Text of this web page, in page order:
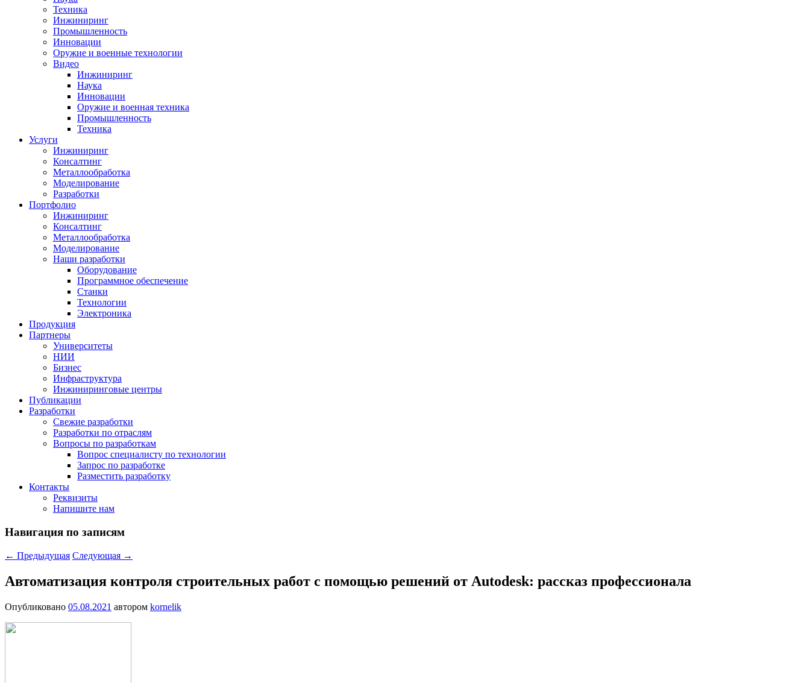
Техника
Инжиниринг
Промышленность
Инновации
Оружие и военные технологии
Видео
Инжиниринг
Наука
Инновации
Оружие и военная техника
Промышленность
Техника
Услуги
Инжиниринг
Консалтинг
Металлообработка
Моделирование
Разработки
Портфолио
Инжиниринг
Консалтинг
Металлообработка
Моделирование
Наши разработки
Оборудование
Программное обеспечение
Станки
Технологии
Электроника
Продукция
Партнеры
Университеты
НИИ
Бизнес
Инфраструктура
Инжиниринговые центры
Публикации
Разработки
Свежие разработки
Разработки по отраслям
Вопросы по разработкам
Вопрос специалисту по технологии
Запрос по разработке
Разместить разработку
Контакты
Реквизиты
Напишите нам
Навигация по записям
← Предыдущая Следующая →
Автоматизация контроля строительных работ с помощью решений от Autodesk: рассказ профессионала
Опубликовано 05.08.2021 автором kornelik